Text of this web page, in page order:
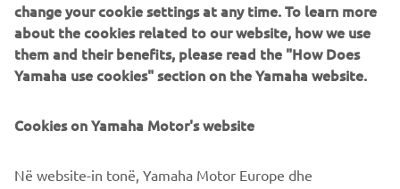
week-end il team a lavorato bene, purtroppo una qualifica
non esaltante mi ha relegato a dover faticare un po’ per
risalire, ad ogni modo mi ritengo soddisfatto per i
progressi ed il podio conquistato lo dimostra.”
change your cookie settings at any time. To learn more
about the cookies related to our website, how we use
them and their benefits, please read the "How Does
Yamaha use cookies" section on the Yamaha website.
Cookies on Yamaha Motor's website
Në website-in tonë, Yamaha Motor Europe dhe